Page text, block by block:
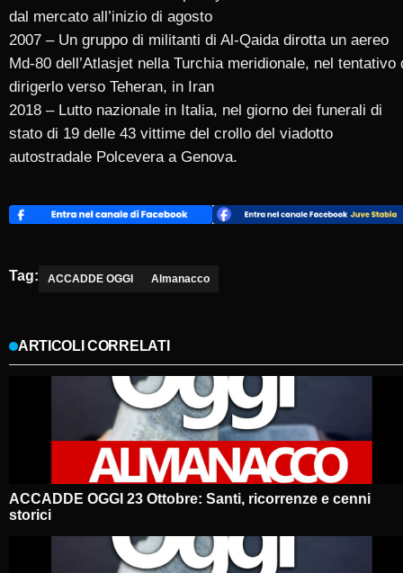
dal mercato all’inizio di agosto
2007 – Un gruppo di militanti di Al-Qaida dirotta un aereo
Md-80 dell’Atlasjet nella Turchia meridionale, nel tentativo
dirigerlo verso Teheran, in Iran
2018 – Lutto nazionale in Italia, nel giorno dei funerali di
stato di 19 delle 43 vittime del crollo del viadotto
autostradale Polcevera a Genova.
Tag: ACCADDE OGGI Almanacco
ARTICOLI CORRELATI
ACCADDE OGGI 23 Ottobre: Santi, ricorrenze e cenni
storici